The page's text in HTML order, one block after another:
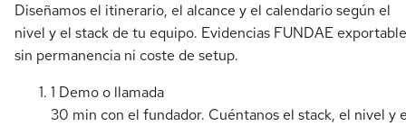
Diseñamos el itinerario, el alcance y el calendario según el
nivel y el stack de tu equipo. Evidencias FUNDAE
sin permanencia ni coste de setup.
1 Demo o llamada
30 min con el fundador. Cuéntanos el stack, el nivel y